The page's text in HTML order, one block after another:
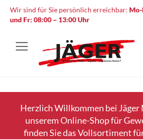
Wir sind für Sie persönlich erreichbar: Mo-
und Fr: 08:00 – 13:00 Uhr
Herzlich Willkommen bei
unserem Online-Shop für
finden Sie das Vollsortiment